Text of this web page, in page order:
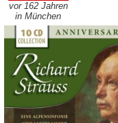
vor 162 Jahren
in München